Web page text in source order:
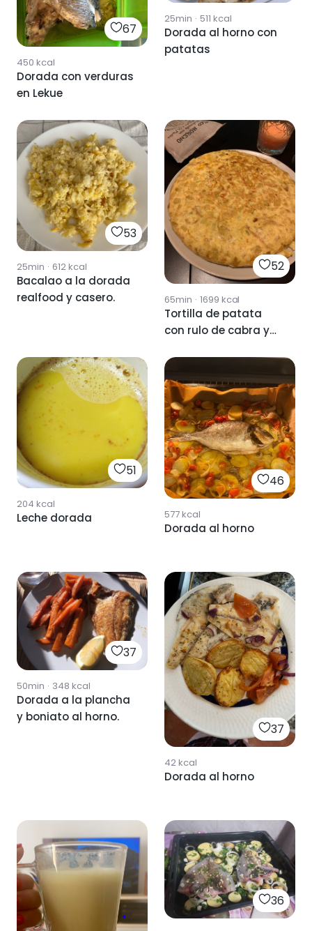
67
450 kcal
Dorada con verduras
en Lekue
25min · 511 kcal
Dorada al horno con
patatas
53
25min · 612kcal
Bacalao a la dorada
realfood y casero.
52
65min · 1699 kcal
Tortilla de patata
con rulo de cabra y
51
204 kcal
Leche dorada
46
577kcal
Dorada al horno
37
50min · 348 kcal
Dorada a la plancha
y boniato al horno.
37
42kcal
Dorada al horno
36